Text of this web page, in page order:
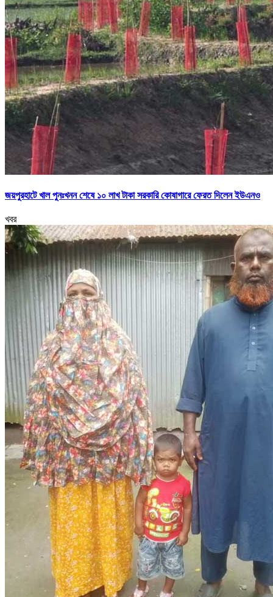
জয়পুরহাটে খাল পুনঃখনন শেষে ১০ লাখ টাকা সরকারি কোষাগারে ফেরত দিলেন ইউএনও
খবর